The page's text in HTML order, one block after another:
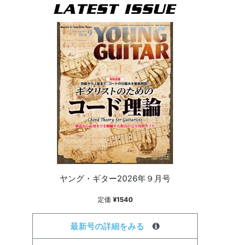
ヤング・ギター2026年９月号
定価 ¥1540
最新号の詳細をみる